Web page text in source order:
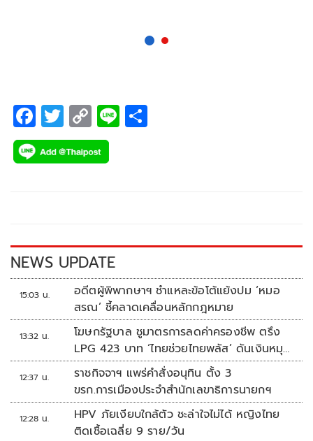
F
ac
e
k
T
wi
tt
C
o
p
k
Li
NEWS UPDATE
15:03 น.
อดีตผู้พิพากษาฯ ชำแหละข้อโต้แย้งปม ‘หมอ
สรณ’ ชี้คลาดเคลื่อนหลักกฎหมาย
13:32 น.
โฆษกรัฐบาล ชูมาตรการลดค่าครองชีพ ตรึง
LPG 423 บาท ‘ไทยช่วยไทยพลัส’ ดันเงินหมุน
แสนล้าน
12:37 น.
ราชกิจจาฯ แพร่คำสั่งอนุทิน ตั้ง 3
ขรก.การเมืองประจำสำนักเลขาธิการนายกฯ
12:28 น.
HPV ภัยเงียบใกล้ตัว ชะล่าใจไม่ได้ หญิงไทย
ติดเชื้อเฉลี่ย 9 ราย/วัน